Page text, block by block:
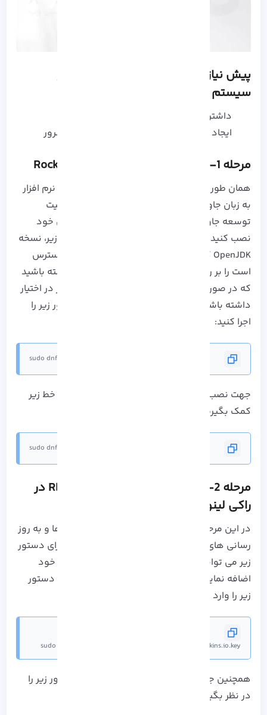
پیش نیاز های نصب نرم افزار
Jenkins بر
سیستم عامل راکی لینوکس
داشتن سیستم عامل راکی لینوکس
ایجاد یک رمز عبور Root پیکربندی شده در سرور
مرحله 1- نصب OpenJDK بر روی Rocky Linux
همان طور که در ابتدای آموزش نیز اشاره شد این نرم افزار
به زبان جاوا نوشته شده است، بنابراین باید یک کیت
توسعه جاوا را بر روی سیستم عامل راکی لینوکس خود
نصب کنید. در این مرحله می توانید با اجرا دستور زیر، نسخه
OpenJDK که در مخزن رسمی لینوکس نیز قابل دسترس
است را بر روی سیستم خود نصب کنید، توجه داشته باشید
که در صورت نیاز می توانید نسخه های قبلی را نیز در اختیار
داشته باشید. پس برای دستور نصب جاوا 11 دستور زیر را
اجرا کنید:
sudo dnf install java-11-openjdk -y
جهت نصب جاوا 8 و نسخه های قبلی می توانید از خط زیر
کمک بگیرید:
sudo dnf install java-1.8.0-openjdk -y
مرحله 2- اضافه کردن مخزن RPM Jenkinsدر
راکی لینوکس
در این مرحله با ایجاد یک مخزن می توانید بسته ها و به روز
رسانی های نرم افزار را دریافت و نصب کنید، با اجرای دستور
زیر می توانید
را در سیستم عامل راکی خود
اضافه نمایید. بنابراین برای اضافه کردن کلید
GPG دستور
زیر را وارد کنید:
sudo rpm --import https://pkg.jenkins.io/redhat/jenkins.io.key
همچنین جهت اضافه کردن مخزن می توانید دستور زیر را
در نظر بگیرید: